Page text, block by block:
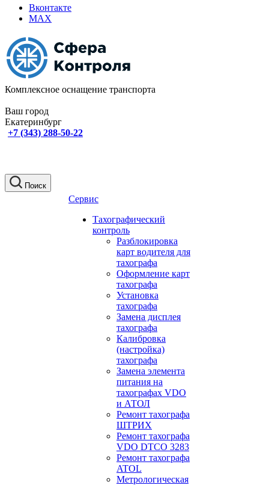
Вконтакте
MAX
Комплексное оснащение транспорта
Ваш город
Екатеринбург
+7 (343) 288-50-22
Поиск
Сервис
Тахографический
контроль
Разблокировка
карт водителя для
тахографа
Оформление карт
тахографа
Установка
тахографа
Замена дисплея
тахографа
Калибровка
(настройка)
тахографа
Замена элемента
питания на
тахографах VDO
и АТОЛ
Ремонт тахографа
ШТРИХ
Ремонт тахографа
VDO DTCO 3283
Ремонт тахографа
ATOL
Метрологическая